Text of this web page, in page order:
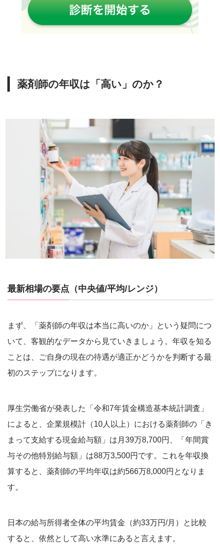
薬剤師の年収は「高い」のか？
最新相場の要点（中央値/平均/レンジ）
まず、「薬剤師の年収は本当に高いのか」という疑問につ
いて、客観的なデータから見ていきましょう。年収を知る
ことは、ご自身の現在の待遇が適正かどうかを判断する最
初のステップになります。
厚生労働省が発表した「令和7年賃金構造基本統計調査」
によると、企業規模計（10人以上）における薬剤師の「き
まって支給する現金給与額」は月39万8,700円、「年間賞
与その他特別給与額」は88万3,500円です。これを年収換
算すると、薬剤師の平均年収は約566万8,000円となりま
す。
日本の給与所得者全体の平均賃金（約33万円/月）と比較
すると、依然として高い水準にあると言えます。